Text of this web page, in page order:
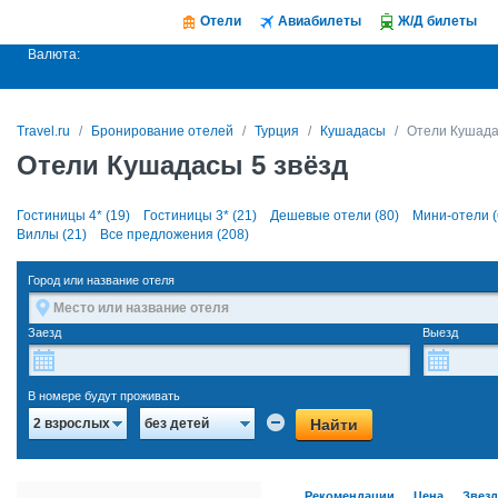
Отели Авиабилеты Ж/Д билеты
Валюта:
Travel.ru Бронирование отелей Турция Кушадасы Отели
Отели Кушадасы 5 звёзд
Гостиницы 4* (19) Гостиницы 3* (21) Дешевые отели (80)
Мини-отели
Виллы (21)
Все предложения (208)
Город или название отеля
Заезд Выезд
В номере будут проживать
2 взрослых без детей Найти